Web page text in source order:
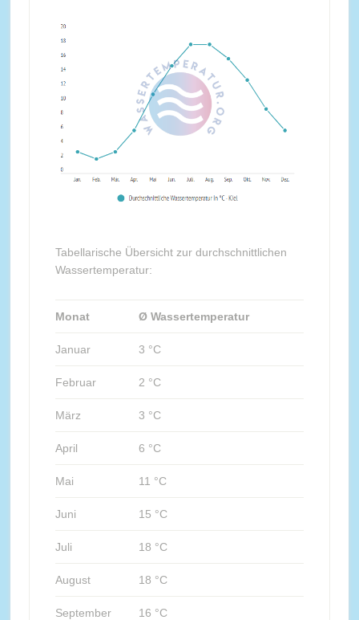
Tabellarische Übersicht zur durchschnittlichen
Wassertemperatur:
Monat Ø Wassertemperatur
Januar 3 °C
Februar 2 °C
März 3 °C
April 6 °C
Mai 11 °C
Juni 15 °C
Juli 18 °C
August 18 °C
September 16 °C